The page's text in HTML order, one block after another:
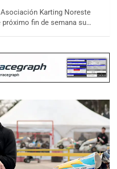
Karting Noreste
fin de semana su…